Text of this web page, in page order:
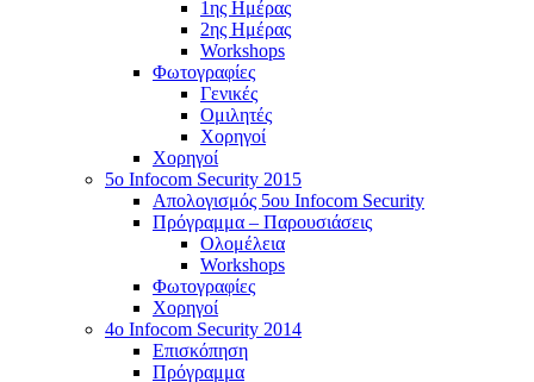
1ης Ημέρας
2ης Ημέρας
Workshops
Φωτογραφίες
Γενικές
Ομιλητές
Χορηγοί
Χορηγοί
5o Infocom Security 2015
Απολογισμός 5ου Infocom Security
Πρόγραμμα – Παρουσιάσεις
Ολομέλεια
Workshops
Φωτογραφίες
Χορηγοί
4ο Infocom Security 2014
Επισκόπηση
Πρόγραμμα